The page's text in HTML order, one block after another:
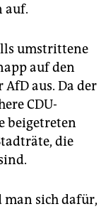
auf.
umstrittene
auf den
aus. Da der
CDU-
beigetreten
die
man sich dafür,